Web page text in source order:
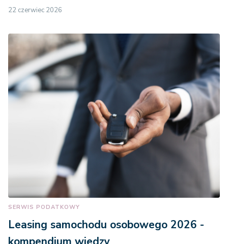
22 czerwiec 2026
SERWIS PODATKOWY
Leasing samochodu osobowego 2026 -